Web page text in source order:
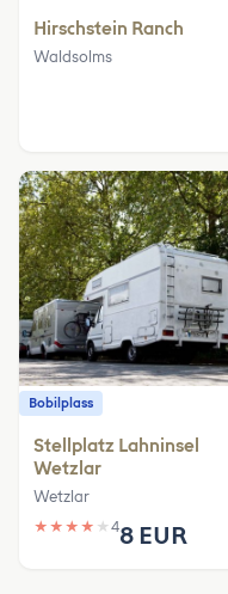
Hirschstein Ranch
Waldsolms
Bobilplass
Stellplatz Lahninsel
Wetzlar
Wetzlar
★ ★ ★ ★ ★ 48 EUR